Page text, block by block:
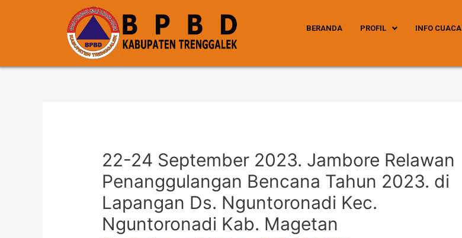
BERANDA PROFIL INFO CUACA
22-24 September 2023. Jambore Relawan
Penanggulangan Bencana Tahun 2023. di
Lapangan Ds. Nguntoronadi Kec.
Nguntoronadi Kab. Magetan